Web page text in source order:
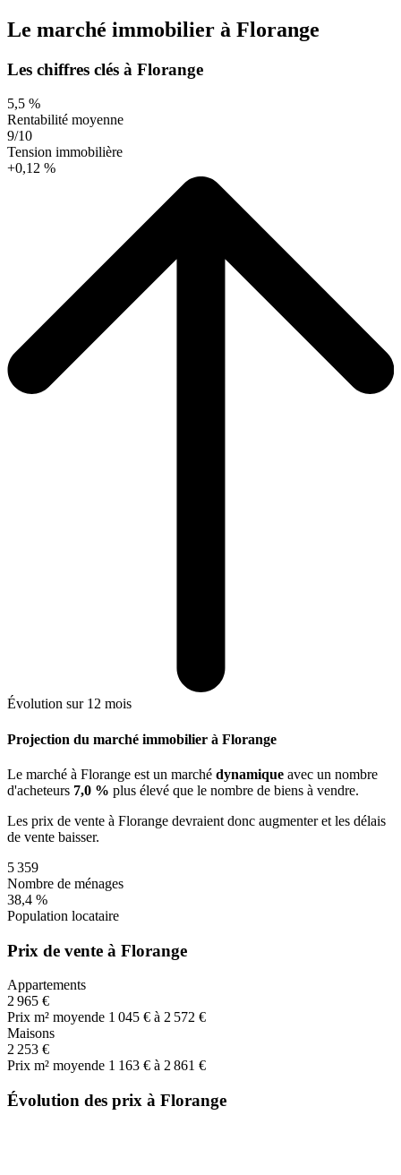
Le marché immobilier à Florange
Les chiffres clés à Florange
5,5 %
Rentabilité moyenne
9/10
Tension immobilière
+0,12 %
Évolution sur 12 mois
Projection du marché immobilier à Florange
Le marché à Florange est un marché dynamique avec un nombre
d'acheteurs 7,0 % plus élevé que le nombre de biens à vendre.
Les prix de vente à Florange devraient donc augmenteret les délais
de vente baisser.
5 359
Nombre de ménages
38,4 %
Population locataire
Prix de vente à Florange
Appartements
2 965 €
Prix m² moyende 1 045 € à 2 572 €
Maisons
2 253 €
Prix m² moyende 1 163 € à 2 861 €
Évolution des prix à Florange